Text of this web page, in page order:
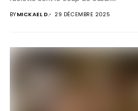
BYMICKAEL D. 29 DÉCEMBRE 2025